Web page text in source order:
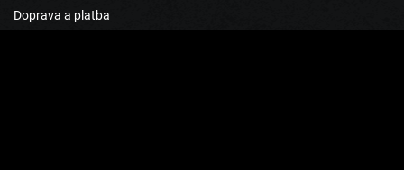
Doprava a platba